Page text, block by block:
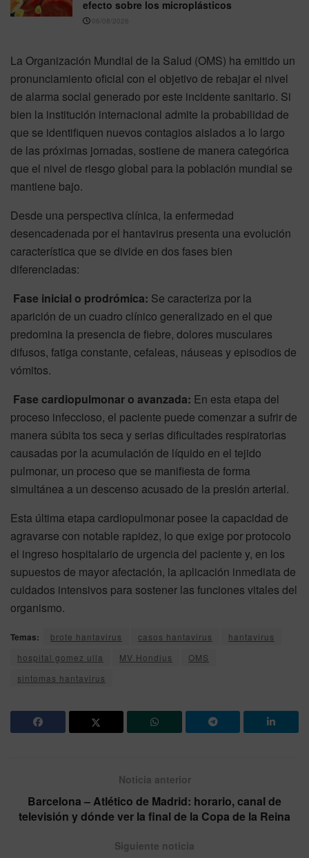
efecto sobre los microplásticos
06/08/2026
La Organización Mundial de la Salud (OMS) ha emitido un
pronunciamiento oficial con el objetivo de rebajar el nivel
de alarma social generado por este incidente sanitario. Si
bien la institución internacional admite la probabilidad de
que se identifiquen nuevos contagios aislados a lo largo
de las próximas jornadas, sostiene de manera categórica
que el nivel de riesgo global para la población mundial se
mantiene bajo.
Desde una perspectiva clínica, la enfermedad
desencadenada por el hantavirus presenta una evolución
característica que se divide en dos fases bien
diferenciadas:
Fase inicial o prodrómica: Se caracteriza por la
aparición de un cuadro clínico generalizado en el que
predomina la presencia de fiebre, dolores musculares
difusos, fatiga constante, cefaleas, náuseas y episodios de
vómitos.
Fase cardiopulmonar o avanzada: En esta etapa del
proceso infeccioso, el paciente puede comenzar a sufrir de
manera súbita tos seca y serias dificultades respiratorias
causadas por la acumulación de líquido en el tejido
pulmonar, un proceso que se manifiesta de forma
simultánea a un descenso acusado de la presión arterial.
Esta última etapa cardiopulmonar posee la capacidad de
agravarse con notable rapidez, lo que exige por protocolo
el ingreso hospitalario de urgencia del paciente y, en los
supuestos de mayor afectación, la aplicación inmediata de
cuidados intensivos para sostener las funciones vitales del
organismo.
Temas: brote hantavirus casos hantavirus
hantavirus
hospital gomez ulla
MV Hondius
OMS
sintomas hantavirus
Noticia anterior
Barcelona – Atlético de Madrid: horario, canal de
televisión y dónde ver la final de la Copa de la Reina
Siguiente noticia